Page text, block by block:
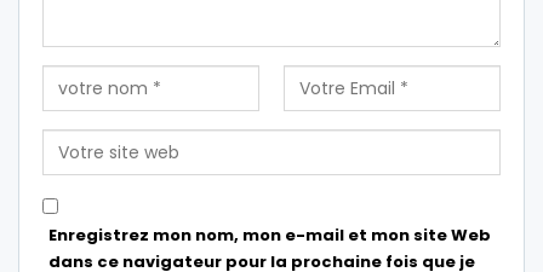
Enregistrez mon nom, mon e-mail et mon site Web
dans ce navigateur pour la prochaine fois que je